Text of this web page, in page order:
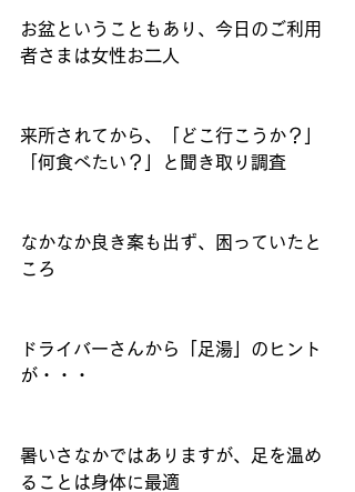
お盆ということもあり、今日のご利用
者さまは女性お二人
来所されてから、「どこ行こうか？」
「何食べたい？」と聞き取り調査
なかなか良き案も出ず、困っていたと
ころ
ドライバーさんから「足湯」のヒント
が・・・
暑いさなかではありますが、足を温め
ることは身体に最適